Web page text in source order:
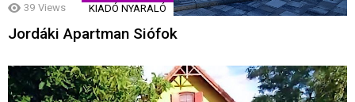
39 Views KIADÓ NYARALÓ
Jordáki Apartman Siófok